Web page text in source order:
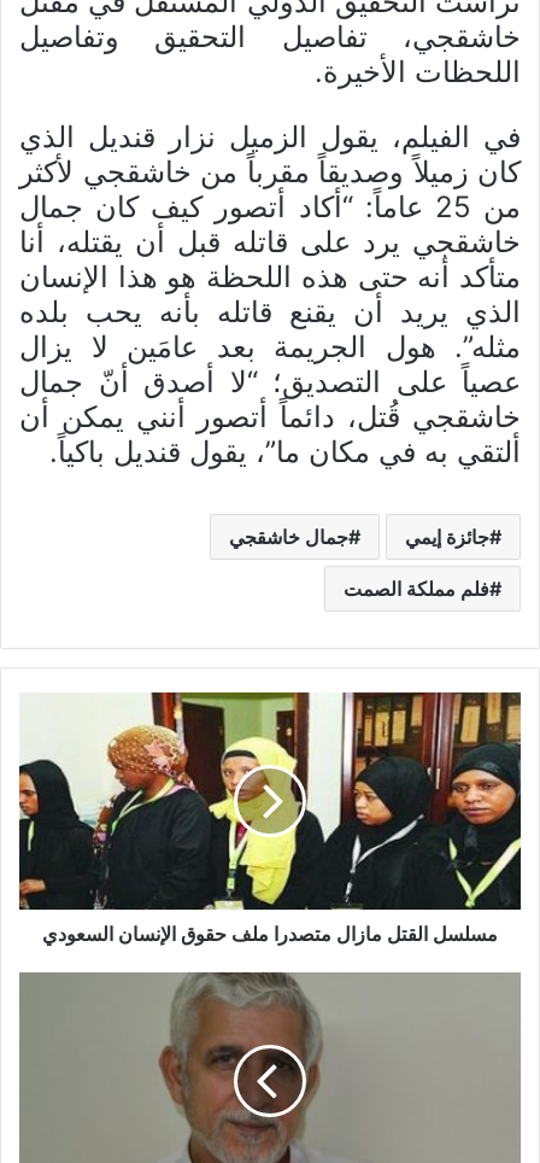
خاشقجي، تفاصيل التحقيق وتفاصيل
اللحظات الأخيرة.
في الفيلم، يقول الزميل نزار قنديل الذي
كان زميلاً وصديقاً مقرباً من خاشقجي لأكثر
من 25 عاماً: “أكاد أتصور كيف كان جمال
خاشقجي يرد على قاتله قبل أن يقتله، أنا
متأكد أنه حتى هذه اللحظة هو هذا الإنسان
الذي يريد أن يقنع قاتله بأنه يحب بلده
مثله”. هول الجريمة بعد عامَين لا يزال
عصياً على التصديق؛ “لا أصدق أنّ جمال
خاشقجي قُتل، دائماً أتصور أنني يمكن أن
ألتقي به في مكان ما”، يقول قنديل باكياً.
جائزة إيمي جمال خاشقجي
فلم مملكة الصمت
مسلسل القتل مازال متصدرا ملف حقوق الإنسان السعودي